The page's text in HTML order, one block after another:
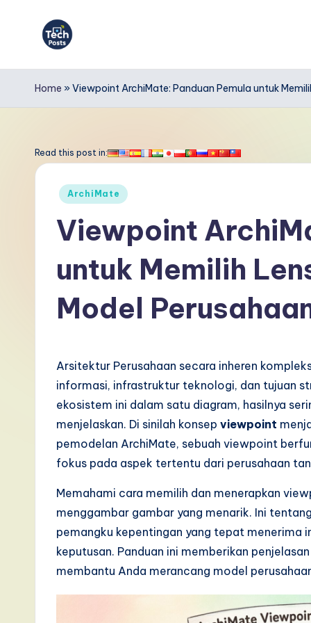
T
e
h
si
Home » Viewpoint ArchiMate: Panduan Pemula untuk
Read this post in:
Posted
ArchiMate
Viewpoint
untuk Memilih
Model
Arsitektur Perusahaan secara inheren
informasi, infrastruktur teknologi, dan tujuan
ekosistem ini dalam satu diagram, hasilnya
menjelaskan. Di sinilah konsep viewpoint
pemodelan ArchiMate, sebuah viewpoint
fokus pada aspek tertentu dari perusahaan
Memahami cara memilih dan menerapkan
menggambar gambar yang menarik. Ini
pemangku kepentingan yang tepat menerima
keputusan. Panduan ini memberikan
membantu Anda merancang model